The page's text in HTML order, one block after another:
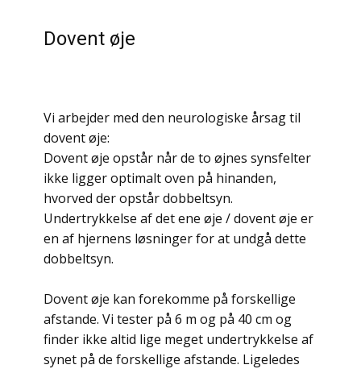
Dovent øje
Vi arbejder med den neurologiske årsag til
dovent øje:
Dovent øje opstår når de to øjnes synsfelter
ikke ligger optimalt oven på hinanden,
hvorved der opstår dobbeltsyn.
Undertrykkelse af det ene øje / dovent øje er
en af hjernens løsninger for at undgå dette
dobbeltsyn.
Dovent øje kan forekomme på forskellige
afstande. Vi tester på 6 m og på 40 cm og
finder ikke altid lige meget undertrykkelse af
synet på de forskellige afstande. Ligeledes